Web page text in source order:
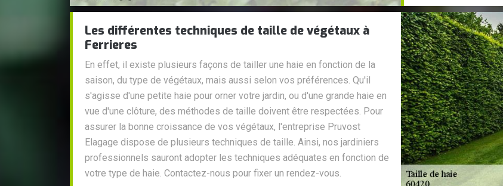
Les différentes techniques de taille de végétaux à
Ferrieres
En effet, il existe plusieurs façons de tailler une haie en fonction de la
saison, du type de végétaux, mais aussi selon vos préférences. Qu'il
s'agisse d'une petite haie pour orner votre jardin, ou d'une grande haie en
vue d'une clôture, des méthodes de taille doivent être respectées. Pour
assurer la bonne croissance de vos végétaux, l'entreprise Pruvost
Elagage dispose de plusieurs techniques de taille. Ainsi, nos jardiniers
professionnels sauront adopter les techniques adéquates en fonction de
votre type de haie. Contactez-nous pour fixer un rendez-vous.